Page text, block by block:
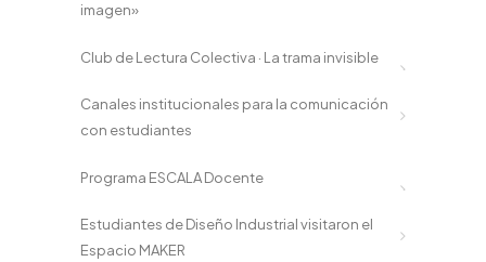
imagen»
Club de Lectura Colectiva · La trama invisible
Canales institucionales para la comunicación
con estudiantes
Programa ESCALA Docente
Estudiantes de Diseño Industrial visitaron el
Espacio MAKER